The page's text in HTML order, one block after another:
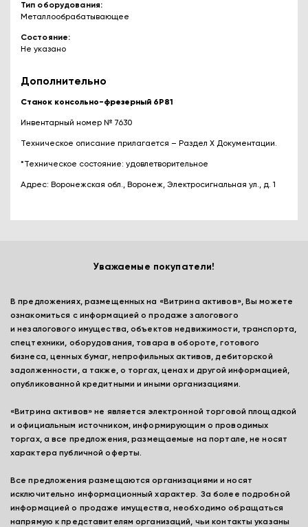
Тип оборудования
Металлообрабатывающее
Состояние
Не указано
Дополнительно
Станок консольно-фрезерный 6Р81
Инвентарный номер № 7630
Техническое описание прилагается – Раздел Х Документации.
*Техническое состояние: удовлетворительное
Адрес: Воронежская обл., Воронеж, Электросигнальная ул., д. 1
Уважаемые покупатели!
В предложениях, размещенных на «Витрина активов», Вы можете
ознакомиться с информацией о продаже залогового
и незалогового имущества, объектов недвижимости, транспорта,
спецтехники, оборудования, товара в обороте, готового
бизнеса, ценных бумаг, непрофильных активов, дебиторской
задолженности, а также, о торгах, ценах и другой информацией,
опубликованной кредитными и иными организациями.
«Витрина активов» не является электронной торговой площадкой
и официальным источником, информирующим о проводимых
торгах, а все предложения, размещаемые на портале, не носят
характера публичной оферты.
Все предложения размещаются организациями и носят
исключительно информационный характер. За более подробной
информацией о продаже имущества, необходимо обращаться
напрямую к представителям организаций, чьи контакты указаны